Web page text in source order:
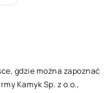
gdzie można zapoznać
Kamyk Sp. z o.o.,